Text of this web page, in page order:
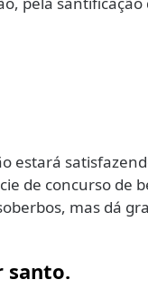
estará
de concurso de
mas dá
santo.